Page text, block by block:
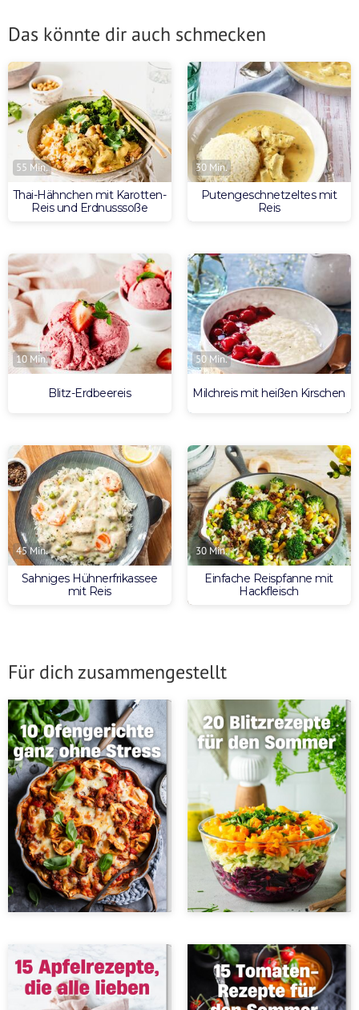
Das könnte dir auch schmecken
55 Min.
Thai-Hähnchen mit Karotten-
Reis und Erdnusssoße
30 Min.
Putengeschnetzeltes mit
Reis
10 Min.
Blitz-Erdbeereis
50 Min.
Milchreis mit heißen Kirschen
45 Min.
Sahniges Hühnerfrikassee
mit Reis
30 Min.
Einfache Reispfanne mit
Hackfleisch
Für dich zusammengestellt